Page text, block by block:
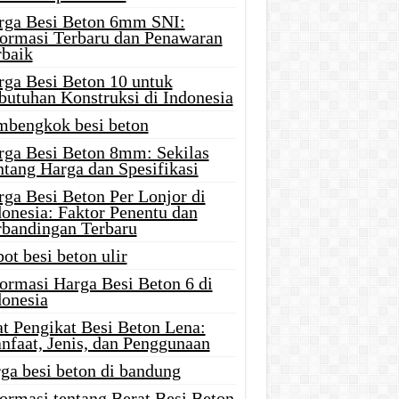
Besi Beton 6mm SNI:
Terbaru dan Penawaran
Besi Beton 10 untuk
Konstruksi di Indonesia
besi beton
Besi Beton 8mm: Sekilas
Harga dan Spesifikasi
Besi Beton Per Lonjor di
Faktor Penentu dan
Terbaru
besi beton ulir
Harga Besi Beton 6 di
Pengikat Besi Beton Lena:
Jenis, dan Penggunaan
besi beton di bandung